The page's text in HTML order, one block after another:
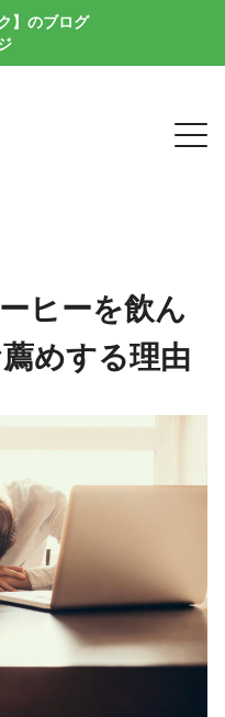
】のブログ
ヒーを飲ん
めする理由